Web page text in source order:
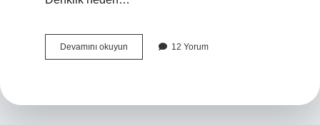
Devamını okuyun Denkliği
Olmayan
12 Yorum